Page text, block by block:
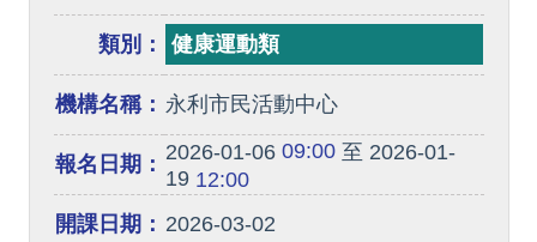
類別： 健康運動類
機構名稱： 永利市民活動中心
報名日期： 2026-01-0609:00至 2026-01-
1912:00
開課日期： 2026-03-02